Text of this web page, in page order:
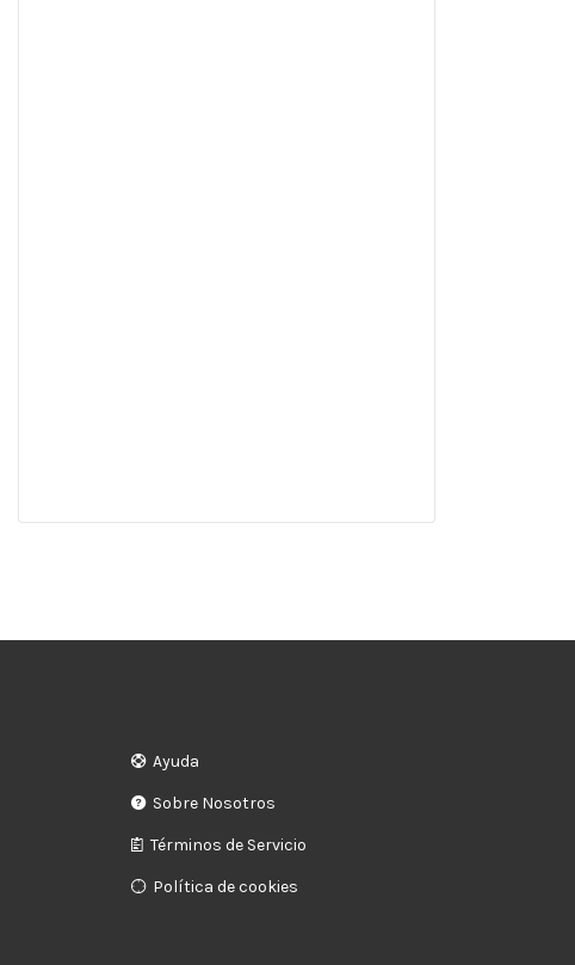
Ayuda
Sobre Nosotros
Términos de Servicio
Política de cookies